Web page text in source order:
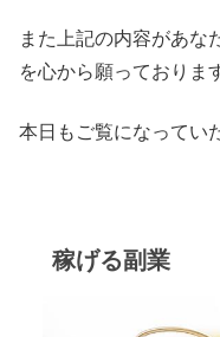
また上記の内容があな
を心から願っておりま
本日もご覧になってい
稼げる副業